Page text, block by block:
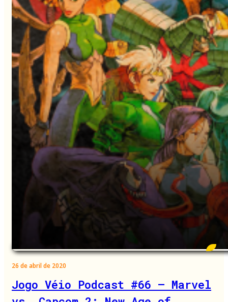
26 de abril de 2020
Jogo Véio Podcast #66 – Marvel